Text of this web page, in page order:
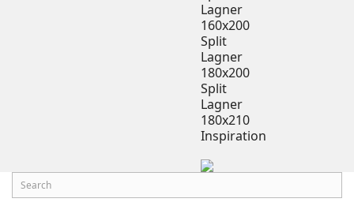
Lagner
160x200
Split
Lagner
180x200
Split
Lagner
180x210
Inspiration